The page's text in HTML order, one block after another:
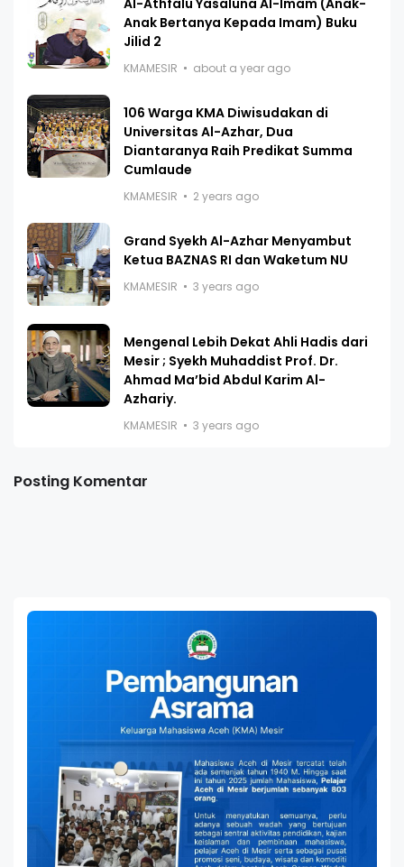
Anak Bertanya Kepada Imam) Buku
Jilid 2
KMAMESIR about a year ago
106 Warga KMA Diwisudakan di
Universitas Al-Azhar, Dua
Diantaranya Raih Predikat Summa
Cumlaude
KMAMESIR 2 years ago
Grand Syekh Al-Azhar Menyambut
Ketua BAZNAS RI dan Waketum NU
KMAMESIR 3 years ago
Mengenal Lebih Dekat Ahli Hadis dari
Mesir ; Syekh Muhaddist Prof. Dr.
Ahmad Ma’bid Abdul Karim Al-
Azhariy.
KMAMESIR 3 years ago
Posting Komentar